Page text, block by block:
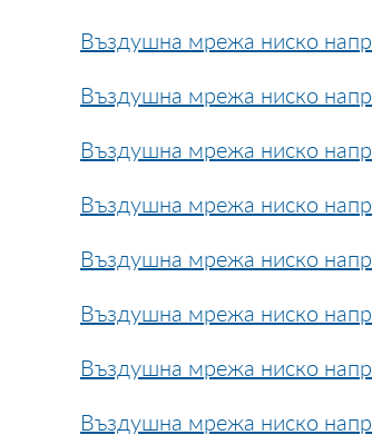
Въздушна мрежа ниско
Въздушна мрежа ниско
Въздушна мрежа ниско
Въздушна мрежа ниско
Въздушна мрежа ниско
Въздушна мрежа ниско
Въздушна мрежа ниско
Въздушна мрежа ниско